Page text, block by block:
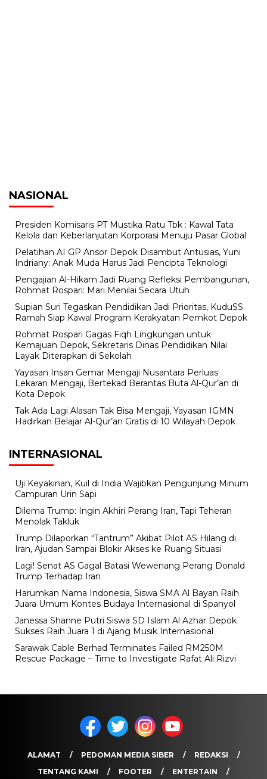
NASIONAL
Presiden Komisaris PT Mustika Ratu Tbk : Kawal Tata
Kelola dan Keberlanjutan Korporasi Menuju Pasar Global
Pelatihan AI GP Ansor Depok Disambut Antusias, Yuni
Indriany: Anak Muda Harus Jadi Pencipta Teknologi
Pengajian Al-Hikam Jadi Ruang Refleksi Pembangunan,
Rohmat Rospari: Mari Menilai Secara Utuh
Supian Suri Tegaskan Pendidikan Jadi Prioritas, KuduSS
Ramah Siap Kawal Program Kerakyatan Pemkot Depok
Rohmat Rospari Gagas Fiqh Lingkungan untuk
Kemajuan Depok, Sekretaris Dinas Pendidikan Nilai
Layak Diterapkan di Sekolah
Yayasan Insan Gemar Mengaji Nusantara Perluas
Lekaran Mengaji, Bertekad Berantas Buta Al-Qur’an di
Kota Depok
Tak Ada Lagi Alasan Tak Bisa Mengaji, Yayasan IGMN
Hadirkan Belajar Al-Qur’an Gratis di 10 Wilayah Depok
INTERNASIONAL
Uji Keyakinan, Kuil di India Wajibkan Pengunjung Minum
Campuran Urin Sapi
Dilema Trump: Ingin Akhiri Perang Iran, Tapi Teheran
Menolak Takluk
Trump Dilaporkan “Tantrum” Akibat Pilot AS Hilang di
Iran, Ajudan Sampai Blokir Akses ke Ruang Situasi
Lagi! Senat AS Gagal Batasi Wewenang Perang Donald
Trump Terhadap Iran
Harumkan Nama Indonesia, Siswa SMA Al Bayan Raih
Juara Umum Kontes Budaya Internasional di Spanyol
Janessa Shanne Putri Siswa SD Islam Al Azhar Depok
Sukses Raih Juara 1 di Ajang Musik Internasional
Sarawak Cable Berhad Terminates Failed RM250M
Rescue Package – Time to Investigate Rafat Ali Rizvi
ALAMAT PEDOMAN MEDIA SIBER
REDAKSI
TENTANG KAMI
FOOTER
ENTERTAIN